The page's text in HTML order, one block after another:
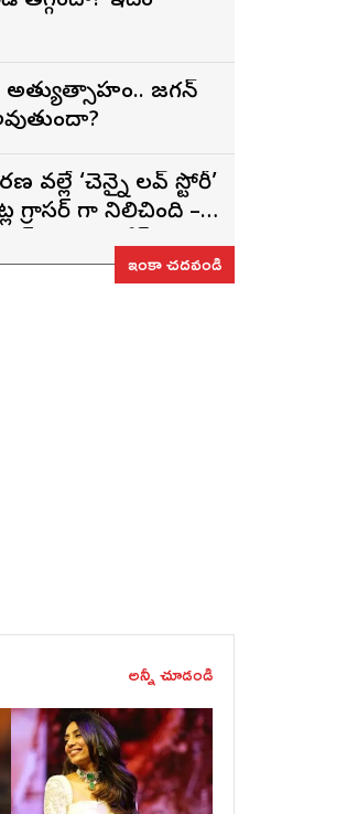
అత్యుత్సాహం.. జగన్
వల్లే ‘చెన్నై లవ్ స్టోరీ’
గ్రాసర్ గా నిలిచింది –
సాయి రాజేష్
ఇంకా చదవండి
అన్నీ చూడండి